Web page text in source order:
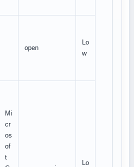
open
Lo
w
Mi
cr
os
of
t
Lo